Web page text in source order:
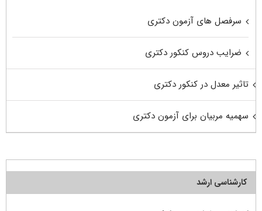
سرفصل های آزمون دکتری
ضرایب دروس کنکور دکتری
تاثیر معدل در کنکور دکتری
سهمیه مربیان برای آزمون دکتری
کارشناسی ارشد